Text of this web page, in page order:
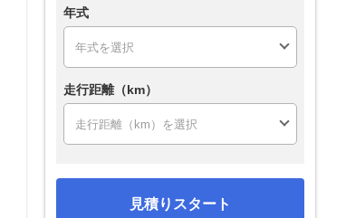
年式
走行距離（km）
見積りスタート